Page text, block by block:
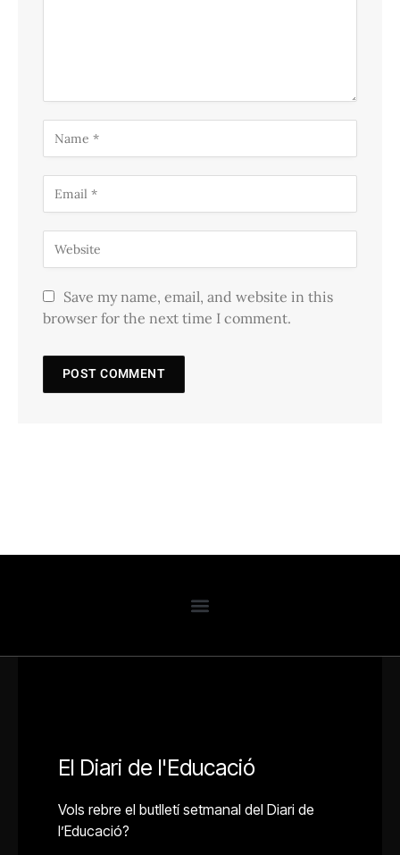
Save my name, email, and website in this
browser for the next time I comment.